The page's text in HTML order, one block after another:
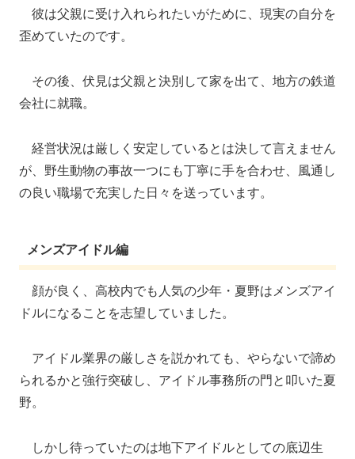
彼は父親に受け入れられたいがために、現実の自分を
歪めていたのです。
その後、伏見は父親と決別して家を出て、地方の鉄道
会社に就職。
経営状況は厳しく安定しているとは決して言えません
が、野生動物の事故一つにも丁寧に手を合わせ、風通し
の良い職場で充実した日々を送っています。
メンズアイドル編
顔が良く、高校内でも人気の少年・夏野はメンズアイ
ドルになることを志望していました。
アイドル業界の厳しさを説かれても、やらないで諦め
られるかと強行突破し、アイドル事務所の門と叩いた夏
野。
しかし待っていたのは地下アイドルとしての底辺生